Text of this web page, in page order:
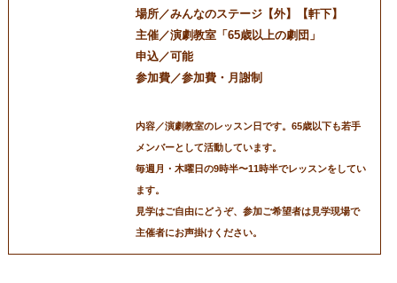
場所／みんなのステージ【外】【軒下】
主催／演劇教室「65歳以上の劇団」
申込／可能
参加費／参加費・月謝制
内容／演劇教室のレッスン日です。65歳以下も若手
メンバーとして活動しています。
毎週月・木曜日の9時半〜11時半でレッスンをしてい
ます。
見学はご自由にどうぞ、参加ご希望者は見学現場で
主催者にお声掛けください。